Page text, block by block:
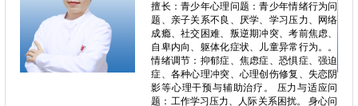
问
擅长：青少年心理问题：青少年情绪行为问
题、亲子关系不良、厌学、学习压力、网络
成瘾、社交困难、叛逆期冲突、考前焦虑、
自卑内向、躯体化症状、儿童异常行为。。
情绪调节：抑郁症、焦虑症、恐惧症、强迫
症、各种心理冲突、心理创伤修复、失恋阴
影等心理干预与辅助治疗。 压力与适应问
题：工作学习压力、人际关系困扰。 身心问